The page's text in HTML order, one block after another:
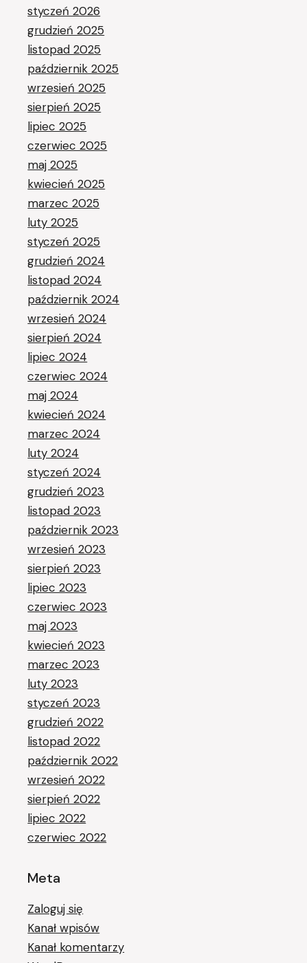
styczeń 2026
grudzień 2025
listopad 2025
październik 2025
wrzesień 2025
sierpień 2025
lipiec 2025
czerwiec 2025
maj 2025
kwiecień 2025
marzec 2025
luty 2025
styczeń 2025
grudzień 2024
listopad 2024
październik 2024
wrzesień 2024
sierpień 2024
lipiec 2024
czerwiec 2024
maj 2024
kwiecień 2024
marzec 2024
luty 2024
styczeń 2024
grudzień 2023
listopad 2023
październik 2023
wrzesień 2023
sierpień 2023
lipiec 2023
czerwiec 2023
maj 2023
kwiecień 2023
marzec 2023
luty 2023
styczeń 2023
grudzień 2022
listopad 2022
październik 2022
wrzesień 2022
sierpień 2022
lipiec 2022
czerwiec 2022
Meta
Zaloguj się
Kanał wpisów
Kanał komentarzy